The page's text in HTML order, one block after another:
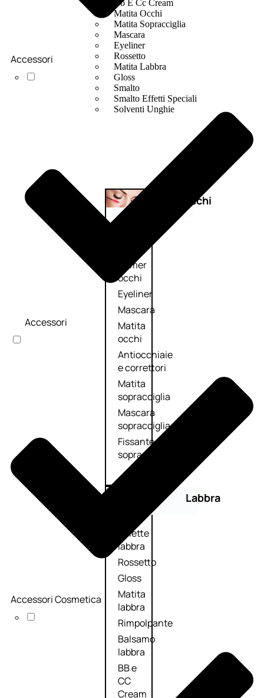
Bb E Cc Cream
Matita Occhi
Matita Sopracciglia
Mascara
Eyeliner
Rossetto
Matita Labbra
Gloss
Smalto
Smalto Effetti Speciali
Solventi Unghie
Occhi
Primer
occhi
Eyeliner
Mascara
Matita
occhi
Antiocchiaie
e correttori
Matita
sopracciglia
Mascara
sopracciglia
Fissante
sopracciglia
Labbra
Palette
labbra
Rossetto
Gloss
Matita
labbra
Rimpolpante
Balsamo
labbra
BB e
CC
Cream
Accessori
Accessori
Accessori Cosmetica